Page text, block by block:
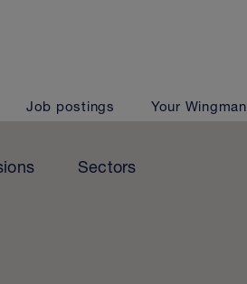
Sectors
Job postings Your Wingman